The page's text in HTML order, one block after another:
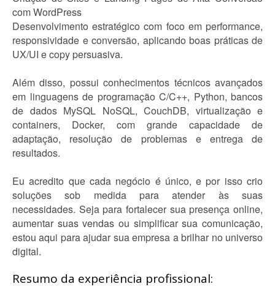
com WordPress
Desenvolvimento estratégico com foco em performance,
responsividade e conversão, aplicando boas práticas de
UX/UI e copy persuasiva.
Além disso, possui conhecimentos técnicos avançados
em linguagens de programação C/C++, Python, bancos
de dados MySQL NoSQL, CouchDB, virtualização e
containers, Docker, com grande capacidade de
adaptação, resolução de problemas e entrega de
resultados.
Eu acredito que cada negócio é único, e por isso crio
soluções sob medida para atender às suas
necessidades. Seja para fortalecer sua presença online,
aumentar suas vendas ou simplificar sua comunicação,
estou aqui para ajudar sua empresa a brilhar no universo
digital.
Resumo da experiência profissional: